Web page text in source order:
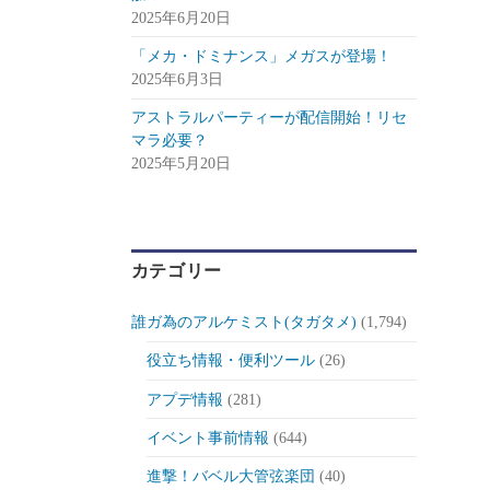
2025年6月20日
「メカ・ドミナンス」メガスが登場！
2025年6月3日
アストラルパーティーが配信開始！リセ
マラ必要？
2025年5月20日
カテゴリー
誰ガ為のアルケミスト(タガタメ) (1,794)
役立ち情報・便利ツール(26)
アプデ情報 (281)
イベント事前情報 (644)
進撃！バベル大管弦楽団 (40)